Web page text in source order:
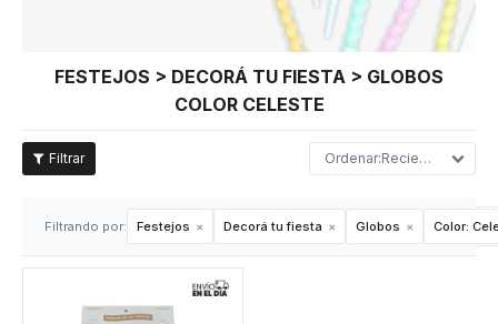
FESTEJOS > DECORÁ TU FIESTA > GLOBOS
COLOR CELESTE
Recientes
Filtrando por: Festejos Decorá tu fiesta Globos Color: